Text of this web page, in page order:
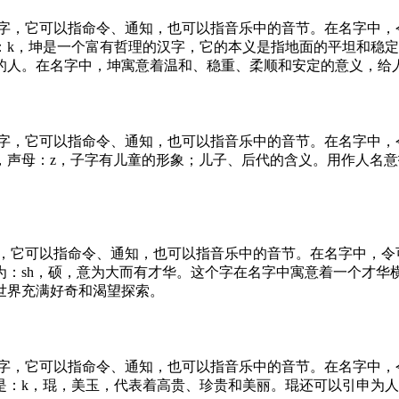
它可以指命令、通知，也可以指音乐中的音节。在名字中
，坤是一个富有哲理的汉字，它的本义是指地面的平坦和稳
。在名字中，坤寓意着温和、稳重、柔顺和安定的意义，给
它可以指命令、通知，也可以指音乐中的音节。在名字中
母：z，子字有儿童的形象；儿子、后代的含义。用作人名
可以指命令、通知，也可以指音乐中的音节。在名字中，
sh，硕，意为大而有才华。这个字在名字中寓意着一个才
充满好奇和渴望探索。
它可以指命令、通知，也可以指音乐中的音节。在名字中
k，琨，美玉，代表着高贵、珍贵和美丽。琨还可以引申为